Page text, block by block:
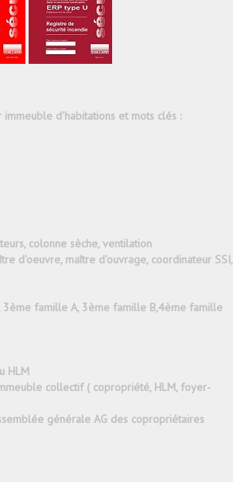
d'habitations et mots clés :
colonne sèche, ventilation
d'oeuvre, maître d'ouvrage, coordinateur SSI,
famille A, 3ème famille B,4ème famille
HLM
collectif ( copropriété, HLM, foyer-
générale AG des copropriétaires